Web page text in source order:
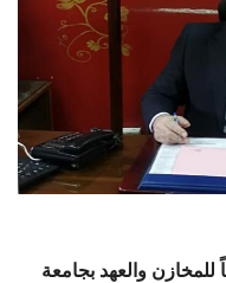
للمخازن والعهد بجامعة